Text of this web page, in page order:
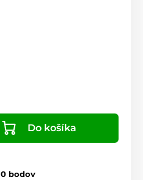
Do košíka
0 bodov